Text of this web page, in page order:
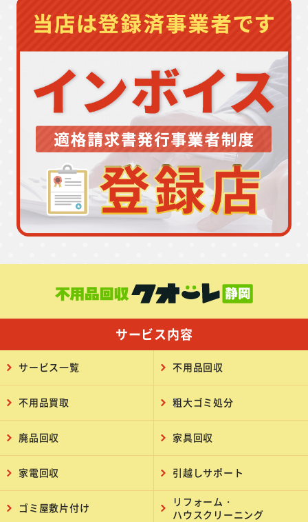
サービス内容
サービス一覧 不用品回収
不用品買取 粗大ゴミ処分
廃品回収 家具回収
家電回収 引越しサポート
ゴミ屋敷片付け
リフォーム・
ハウスクリーニング